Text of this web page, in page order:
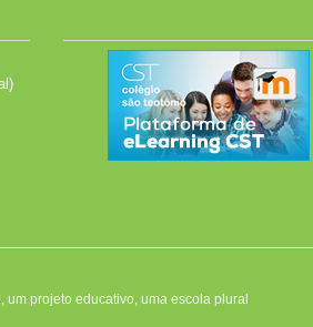
um projeto educativo, uma escola plural